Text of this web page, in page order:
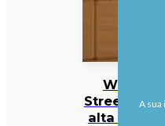
Wall
Street em
alta com
A sua